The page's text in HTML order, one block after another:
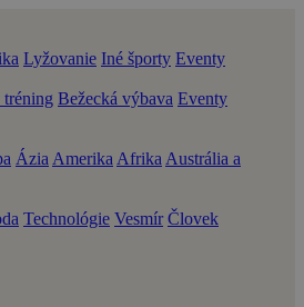
Lyžovanie Iné športy Eventy
Bežecká výbava Eventy
Ázia Amerika Afrika Austrália a
Technológie Vesmír Človek